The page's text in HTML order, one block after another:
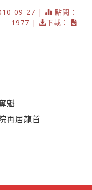
09-27 |
點閱：
1977 |
下載：
魁
再居龍首